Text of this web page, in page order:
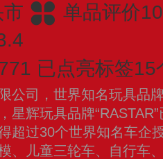
单品评价
已点亮标签15
公司，世界知名玩具品
星辉玩具品牌
超过30个世界知名车企
、儿童三轮车、自行车